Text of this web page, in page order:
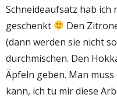
Schneideaufsatz hab
geschenkt
Den
(dann werden sie nicht
durchmischen. Den
Äpfeln geben. Man
kann, ich tu mir diese